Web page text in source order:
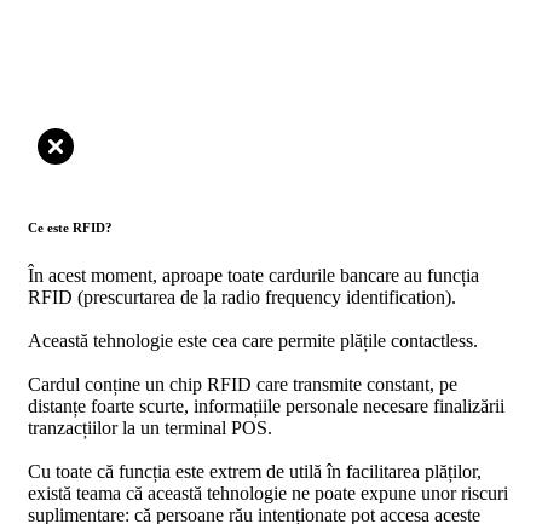
Ce este RFID?
În acest moment, aproape toate cardurile bancare au funcția
RFID (prescurtarea de la radio frequency identification).
Această tehnologie este cea care permite plățile contactless.
Cardul conține un chip RFID care transmite constant, pe
distanțe foarte scurte, informațiile personale necesare finalizării
tranzacțiilor la un terminal POS.
Cu toate că funcția este extrem de utilă în facilitarea plăților,
există teama că această tehnologie ne poate expune unor riscuri
suplimentare: că persoane rău intenționate pot accesa aceste